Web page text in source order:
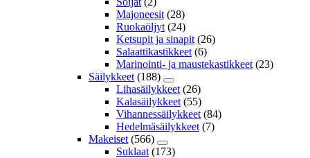
Majoneesit (28)
Ruokaöljyt (24)
Ketsupit ja sinapit (26)
Salaattikastikkeet (6)
Marinointi- ja maustekastikkeet (23)
Säilykkeet (188)
Lihasäilykkeet (26)
Kalasäilykkeet (55)
Vihannessäilykkeet (84)
Hedelmäsäilykkeet (7)
Makeiset (566)
Suklaat (173)